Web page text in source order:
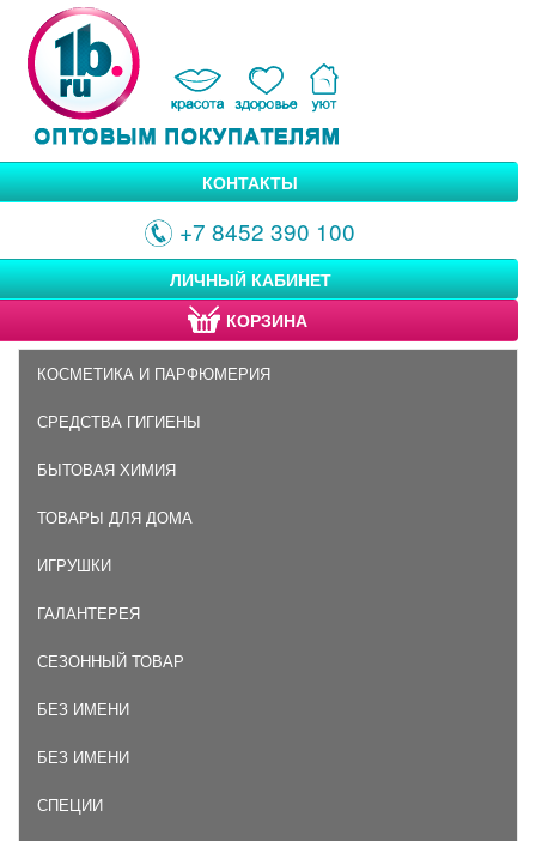
КОНТАКТЫ
+7 8452 390 100
ЛИЧНЫЙ КАБИНЕТ
КОРЗИНА
КОСМЕТИКА И ПАРФЮМЕРИЯ
СРЕДСТВА ГИГИЕНЫ
БЫТОВАЯ ХИМИЯ
ТОВАРЫ ДЛЯ ДОМА
ИГРУШКИ
ГАЛАНТЕРЕЯ
СЕЗОННЫЙ ТОВАР
БЕЗ ИМЕНИ
БЕЗ ИМЕНИ
СПЕЦИИ